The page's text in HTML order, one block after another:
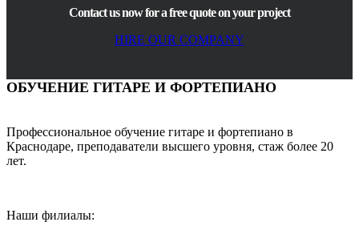
Contact us now for a free quote on your project
HIRE OUR COMPANY
ОБУЧЕНИЕ ГИТАРЕ И ФОРТЕПИАНО
Профессиональное обучение гитаре и фортепиано в
Краснодаре, преподаватели высшего уровня, стаж более 20
лет.
Наши филиалы: